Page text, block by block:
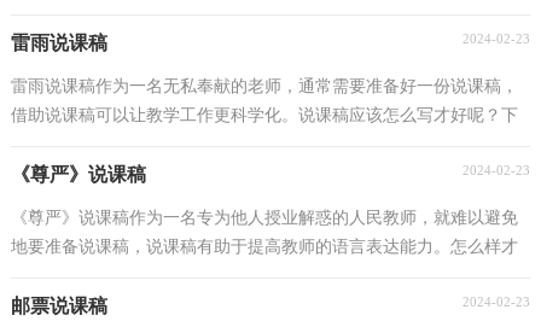
雷雨说课稿 2024-02-23
雷雨说课稿作为一名无私奉献的老师，通常需要准备好一份说课稿，
借助说课稿可以让教学工作更科学化。说课稿应该怎么写才好呢？下
《尊严》说课稿 2024-02-23
《尊严》说课稿作为一名专为他人授业解惑的人民教师，就难以避免
地要准备说课稿，说课稿有助于提高教师的语言表达能力。怎么样才
邮票说课稿 2024-02-23